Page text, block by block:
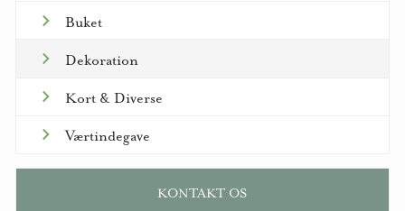
Buket
Dekoration
Kort & Diverse
Værtindegave
KONTAKT OS